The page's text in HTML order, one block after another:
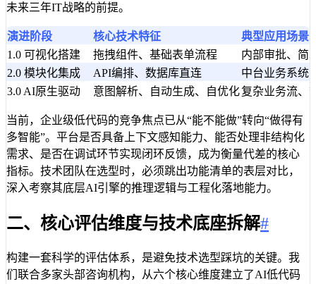
未来三年IT战略的前提。
演进阶段 核心技术特征
典型应用场景
1.0 可视化搭建
拖拽组件、基础表单流程
内部审批、简
2.0 模块化集成
API编排、数据库直连
中台业务系统
3.0 AI原生驱动
意图解析、自动生成、自优化复杂业务流、
当前，企业级低代码的竞争焦点已从“能不能做”转向“做得有
多智能”。平台是否具备上下文感知能力、能否处理非结构化
需求、是否在调试环节实现闭环反馈，成为衡量代差的核心
指标。技术团队在选型时，必须跳出功能清单的表层对比，
深入考察其底层AI引擎的推理逻辑与工程化落地能力。
二、核心评估维度与技术底座拆解#
构建一套科学的评估体系，是避免技术选型踩坑的关键。我
们联合多家头部咨询机构，从六个核心维度建立了AI低代码